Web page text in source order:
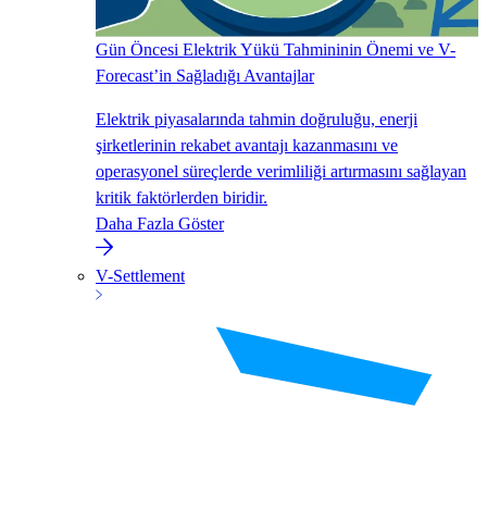
Gün Öncesi Elektrik Yükü Tahmininin Önemi ve V-
Forecast’in Sağladığı Avantajlar
Elektrik piyasalarında tahmin doğruluğu, enerji
şirketlerinin rekabet avantajı kazanmasını ve
operasyonel süreçlerde verimliliği artırmasını sağlayan
kritik faktörlerden biridir.
Daha Fazla Göster
V-Settlement